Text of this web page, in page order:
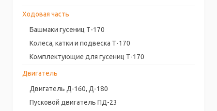
Ходовая часть
Башмаки гусениц Т-170
Колеса, катки и подвеска Т-170
Комплектующие для гусениц Т-170
Двигатель
Двигатель Д-160, Д-180
Пусковой двигатель ПД-23